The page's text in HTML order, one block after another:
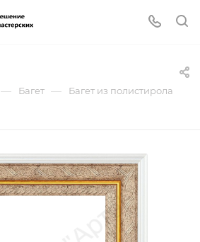
— Багет — Багет из полистирола